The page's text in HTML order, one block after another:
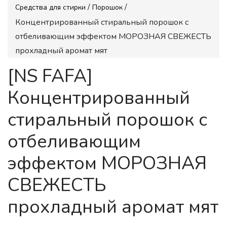
Средства для стирки / Порошок /
Концентрированный стиральный порошок с
отбеливающим эффектом МОРОЗНАЯ СВЕЖЕСТЬ
прохладный аромат мят
[NS FAFA]
Концентрированный
стиральный порошок с
отбеливающим
эффектом МОРОЗНАЯ
СВЕЖЕСТЬ
прохладный аромат мят